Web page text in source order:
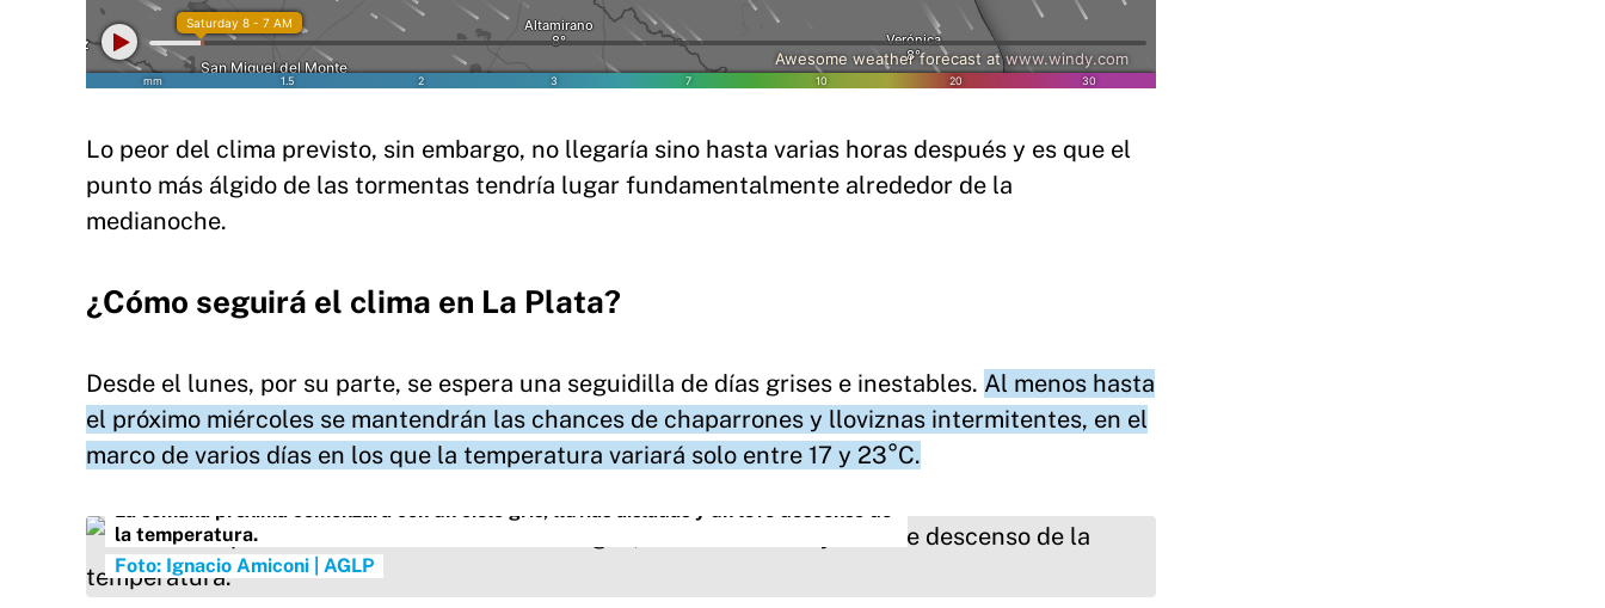
Lo peor del clima previsto, sin embargo, no llegaría sino hasta varias horas después y es que el
punto más álgido de las tormentas tendría lugar fundamentalmente alrededor de la
medianoche.
¿Cómo seguirá el clima en La Plata?
Desde el lunes, por su parte, se espera una seguidilla de días grises e inestables. Al menos hasta
el próximo miércoles se mantendrán las chances de chaparrones y lloviznas intermitentes, en el
marco de varios días en los que la temperatura variará solo entre 17 y 23°C.
La semana próxima comenzará con un cielo gris, lluvias aisladas y un leve descenso de
la temperatura.
Foto: Ignacio Amiconi | AGLP